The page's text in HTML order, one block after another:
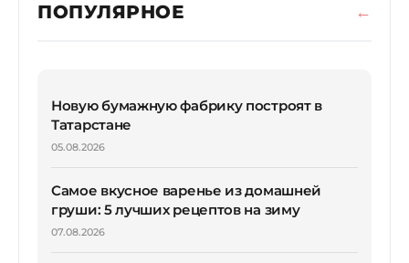
ПОПУЛЯРНОЕ
Новую бумажную фабрику построят в
Татарстане
05.08.2026
Самое вкусное варенье из домашней
груши: 5 лучших рецептов на зиму
07.08.2026